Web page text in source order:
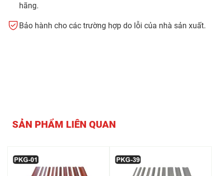
hãng.
Bảo hành cho các trường hợp do lỗi của nhà sản xuất.
SẢN PHẨM LIÊN QUAN